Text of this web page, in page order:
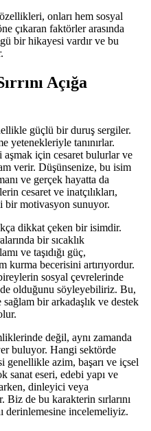
onları hem sosyal
çıkaran faktörler arasında
bir hikayesi vardır ve bu
Açığa
güçlü bir duruş sergiler.
yetenekleriyle tanınırlar.
aşmak için cesaret bulurlar ve
verir. Düşünsenize, bu isim
ve gerçek hayatta da
cesaret ve inatçılıkları,
motivasyon sunuyor.
dikkat çeken bir isimdir.
bir sıcaklık
ve taşıdığı güç,
kurma becerisini artırıyordur.
sosyal çevrelerinde
olduğunu söyleyebiliriz. Bu,
bir arkadaşlık ve destek
değil, aynı zamanda
buluyor. Hangi sektörde
azim, başarı ve içsel
sanat eseri, edebi yapı ve
dinleyici veya
de bu karakterin sırlarını
derinlemesine incelemeliyiz.